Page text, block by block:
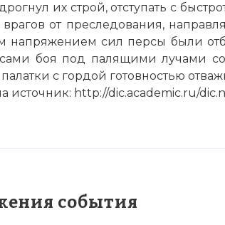
их строй, отступать с
от преследования,
напряжением сил персы были
боя под палящими лучами
с гордой готовностью
источник: http://dic.academic.ru/
события